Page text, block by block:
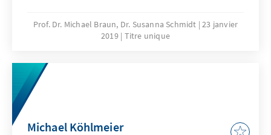
ausgezeichnet.
Prof. Dr. Michael Braun, Dr. Susanna Schmidt 23 janvier
2019 Titre unique
Michael Köhlmeier